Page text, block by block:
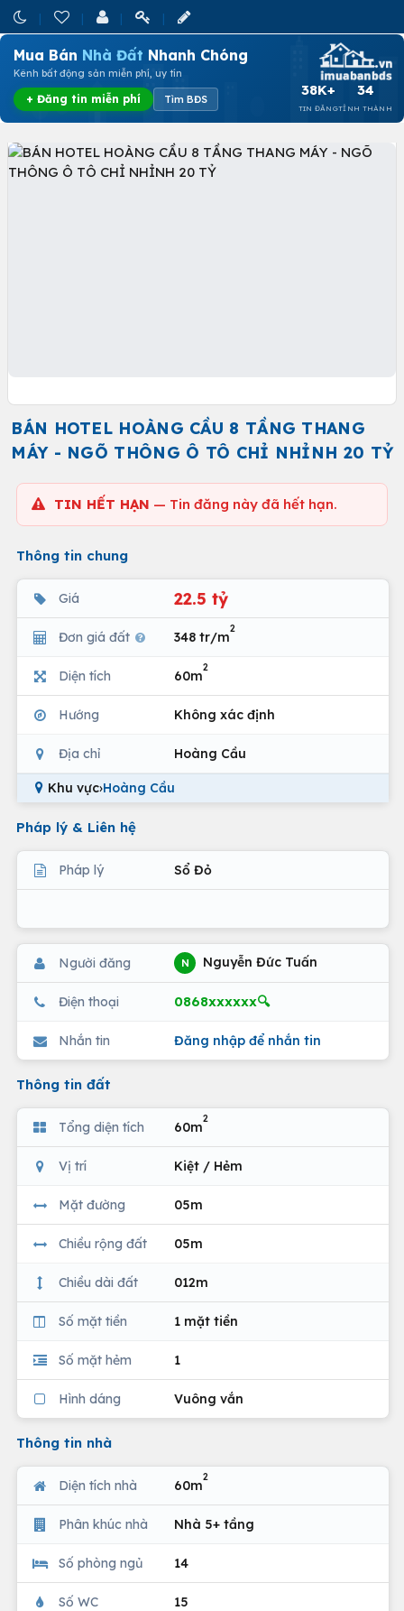
Mua Bán Nhà Đất Nhanh Chóng
Kênh bất động sản miễn phí, uy tín
+ Đăng tin miễn phí Tìm BĐS
38K+
TIN ĐĂNG
34
TỈNH THÀNH
BÁN HOTEL HOÀNG CẦU 8 TẦNG THANG
MÁY - NGÕ THÔNG Ô TÔ CHỈ NHỈNH 20 TỶ
TIN HẾT HẠN — Tin đăng này đã hết hạn.
Thông tin chung
Giá 22.5 tỷ
Đơn giá đất 348 tr/m
2
Diện tích 60m
2
Hướng Không xác định
Địa chỉ Hoàng Cầu
Khu vực›Hoàng Cầu
Pháp lý & Liên hệ
Pháp lý Sổ Đỏ
Người đăng N Nguyễn Đức Tuấn
Điện thoại 0868xxxxxx🔍
Nhắn tin Đăng nhập để nhắn tin
Thông tin đất
Tổng diện tích 60m
2
Vị trí Kiệt / Hẻm
Mặt đường 05m
Chiều rộng đất 05m
Chiều dài đất 012m
Số mặt tiền 1 mặt tiền
Số mặt hẻm 1
Hình dáng Vuông vắn
Thông tin nhà
Diện tích nhà 60m
2
Phân khúc nhà Nhà 5+ tầng
Số phòng ngủ 14
Số WC 15